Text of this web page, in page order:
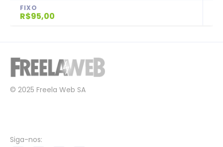
FIXO
R$95,00
© 2025 Freela Web SA
Siga-nos: